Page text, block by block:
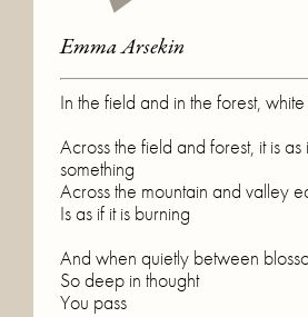
Emma Arsekin
In the field and in the forest,
Across the field and forest, it is as
something
Across the mountain and valley
Is as if it is burning
And when quietly between
So deep in thought
You pass